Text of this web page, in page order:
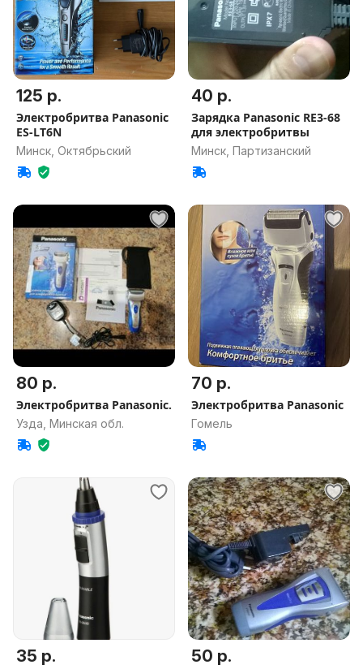
125 р.
Электробритва Panasonic
ES-LT6N
Минск, Октябрьский
40 р.
Зарядка Panasonic RE3-68
для электробритвы
Минск, Партизанский
80 р.
Электробритва Panasonic.
Узда, Минская обл.
70 р.
Электробритва Panasonic
Гомель
35 р. 50 р.